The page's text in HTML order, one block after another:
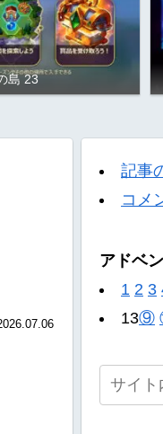
島 23
記事
コメ
アドベ
1 2 3
13⑨